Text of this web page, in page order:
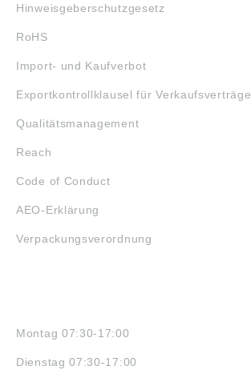
Hinweisgeberschutzgesetz
RoHS
Import- und Kaufverbot
Exportkontrollklausel für Verkaufsverträge
Qualitätsmanagement
Reach
Code of Conduct
AEO-Erklärung
Verpackungsverordnung
Montag 07:30-17:00
Dienstag 07:30-17:00